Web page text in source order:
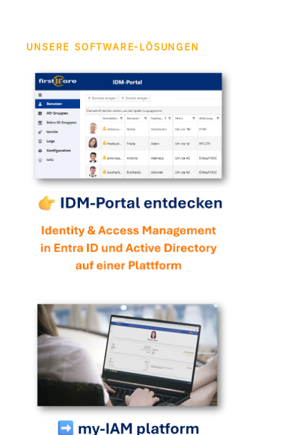
UNSERE SOFTWARE-LÖSUNGEN